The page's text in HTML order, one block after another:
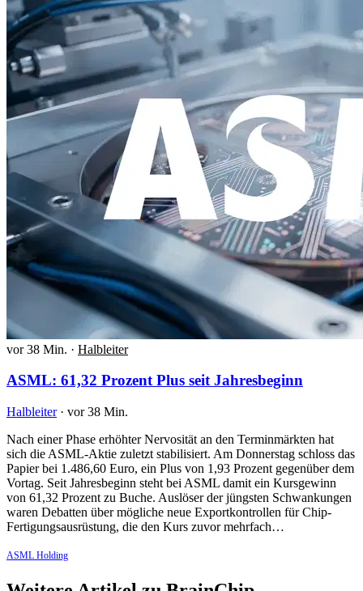
vor 38 Min. · Halbleiter
ASML: 61,32 Prozent Plus seit Jahresbeginn
Halbleiter · vor 38 Min.
Nach einer Phase erhöhter Nervosität an den Terminmärkten hat
sich die ASML-Aktie zuletzt stabilisiert. Am Donnerstag schloss das
Papier bei 1.486,60 Euro, ein Plus von 1,93 Prozent gegenüber dem
Vortag. Seit Jahresbeginn steht bei ASML damit ein Kursgewinn
von 61,32 Prozent zu Buche. Auslöser der jüngsten Schwankungen
waren Debatten über mögliche neue Exportkontrollen für Chip-
Fertigungsausrüstung, die den Kurs zuvor mehrfach…
ASML Holding